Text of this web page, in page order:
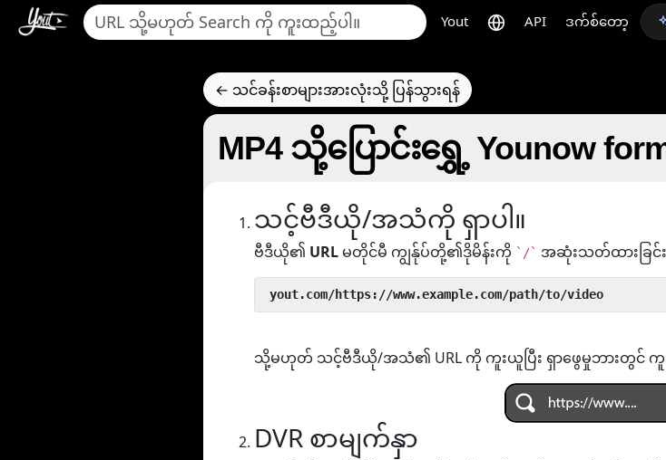
Yout API ဒက်စ်တော့
← သင်ခန်းစာများအားလုံးသို့ ပြန်သွားရန်
MP4 သို့ပြောင်းရွှေ့ Younow
သင့်ဗီဒီယို/အသံကို ရှာပါ။
ဗီဒီယို၏ URL မတိုင်မီ ကျွန်ုပ်တို့၏ဒိုမိန်းကို `/` အဆုံးသတ်ထားခြ
yout.com/https://www.example.com/path/to/video
သို့မဟုတ် သင့်ဗီဒီယို/အသံ၏ URL ကို ကူးယူပြီး ရှာဖွေမှုဘားတွင် ကူ
DVR စာမျက်နှာ